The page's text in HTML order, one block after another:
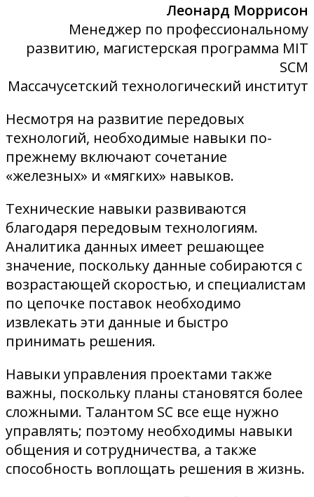
Леонард Моррисон
Менеджер по профессиональному
развитию, магистерская программа MIT
SCM
Массачусетский технологический институт
Несмотря на развитие передовых
технологий, необходимые навыки по-
прежнему включают сочетание
«железных» и «мягких» навыков.
Технические навыки развиваются
благодаря передовым технологиям.
Аналитика данных имеет решающее
значение, поскольку данные собираются с
возрастающей скоростью, и специалистам
по цепочке поставок необходимо
извлекать эти данные и быстро
принимать решения.
Навыки управления проектами также
важны, поскольку планы становятся более
сложными. Талантом SC все еще нужно
управлять; поэтому необходимы навыки
общения и сотрудничества, а также
способность воплощать решения в жизнь.